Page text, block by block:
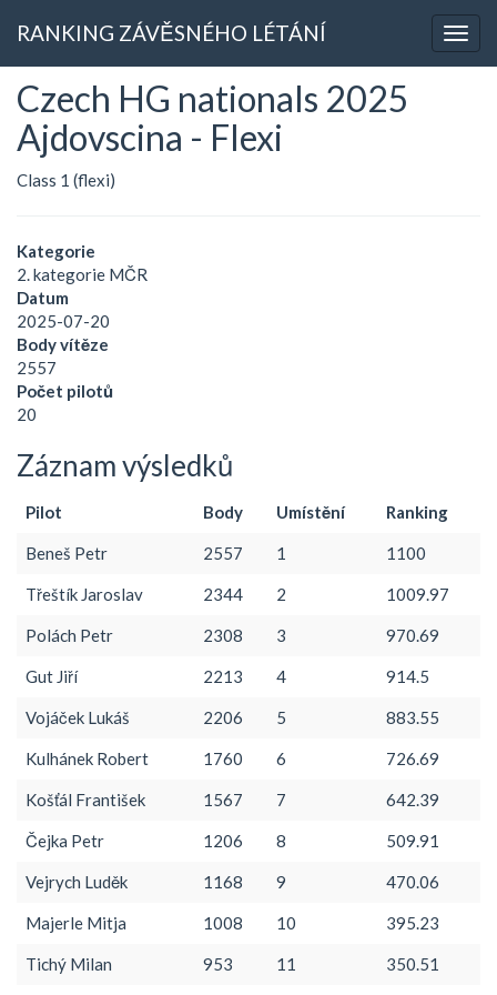
RANKING ZÁVĚSNÉHO LÉTÁNÍ
Czech HG nationals 2025
Ajdovscina - Flexi
Class 1 (flexi)
Kategorie
2. kategorie MČR
Datum
2025-07-20
Body vítěze
2557
Počet pilotů
20
Záznam výsledků
Pilot Body Umístění Ranking
Beneš Petr 2557 1 1100
Třeštík Jaroslav 2344 2 1009.97
Polách Petr 2308 3 970.69
Gut Jiří 2213 4 914.5
Vojáček Lukáš 2206 5 883.55
Kulhánek Robert 1760 6 726.69
Košťál František 1567 7 642.39
Čejka Petr 1206 8 509.91
Vejrych Luděk 1168 9 470.06
Majerle Mitja 1008 10 395.23
Tichý Milan 953 11 350.51